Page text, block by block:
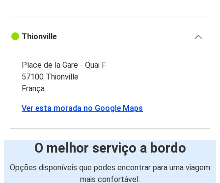
Thionville
Place de la Gare - Quai F
57100 Thionville
França
Ver esta morada no Google Maps
O melhor serviço a bordo
Opções disponíveis que podes encontrar para uma viagem
mais confortável: